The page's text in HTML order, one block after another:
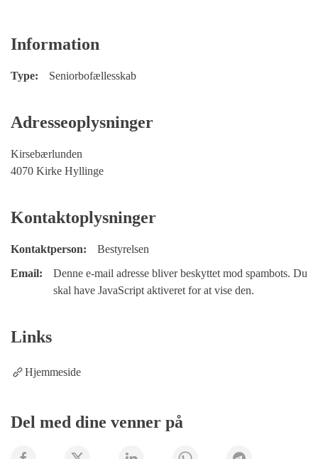
Information
Type: Seniorbofællesskab
Adresseoplysninger
Kirsebærlunden
4070 Kirke Hyllinge
Kontaktoplysninger
Kontaktperson:
Bestyrelsen
Email:
Denne e-mail adresse bliver beskyttet mod spambots. Du
skal have JavaScript aktiveret for at vise den.
Links
Hjemmeside
Del med dine venner på